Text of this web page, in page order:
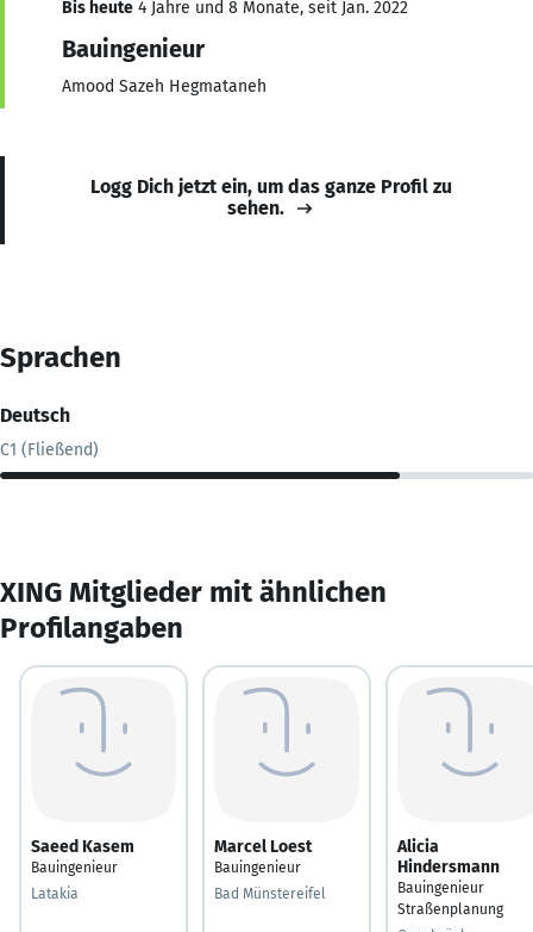
Bis heute 4 Jahre und 8 Monate, seit Jan. 2022
Bauingenieur
Amood Sazeh Hegmataneh
Logg Dich jetzt ein, um das ganze Profil zu
sehen.
Sprachen
Deutsch
C1 (Fließend)
XING Mitglieder mit ähnlichen
Profilangaben
Saeed Kasem
Bauingenieur
Latakia
Marcel Loest
Bauingenieur
Bad Münstereifel
Alicia
Hindersmann
Bauingenieur
Straßenplanung